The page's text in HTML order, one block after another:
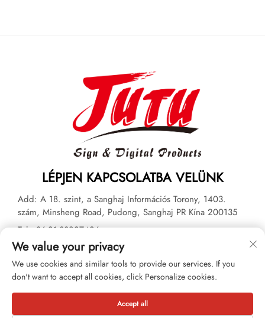
LÉPJEN KAPCSOLATBA VELÜNK
Add: A 18. szint, a Sanghaj Információs Torony, 1403.
szám, Minsheng Road, Pudong, Sanghaj PR Kína 200135
Tel:+86-21-33927426
E-mail:[email protected]
Szerzői jog © 2026 JUTU New Materials Technology Limited
Minden jog fenntartva. -Adatvédelmi irányelvek
We value your privacy
We use cookies and similar tools to provide our services. If you
don't want to accept all cookies, click Personalize cookies.
Accept all